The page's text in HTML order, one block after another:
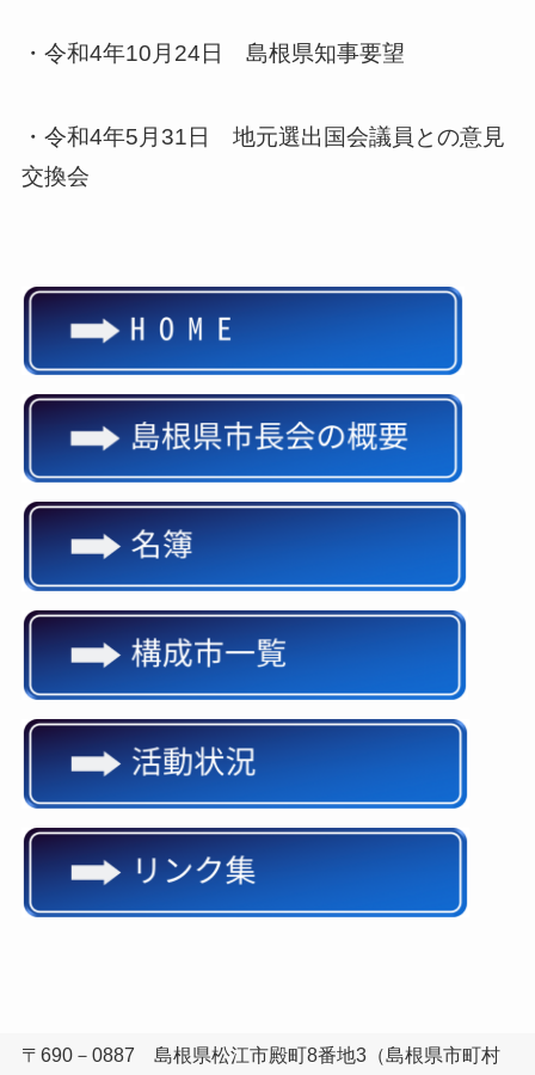
・令和4年10月24日 島根県知事要望
・令和4年5月31日 地元選出国会議員との意見
交換会
〒690－0887 島根県松江市殿町8番地3（島根県市町村